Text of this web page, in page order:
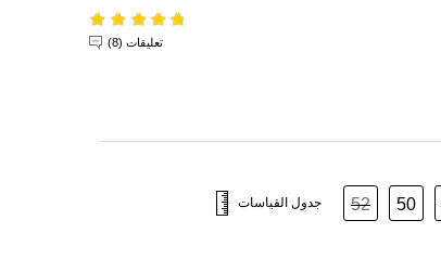
تعليقات (8)
50
52 جدول القياسات